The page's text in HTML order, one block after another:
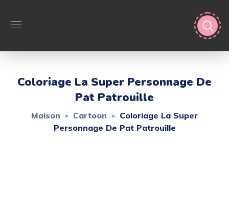
Coloriage La Super Personnage De
Pat Patrouille
Maison Cartoon
Coloriage La Super
Personnage De Pat Patrouille